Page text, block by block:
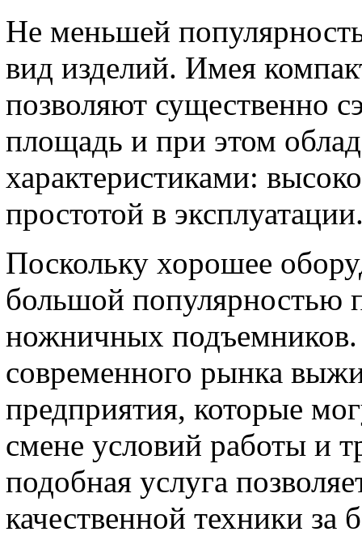
Не меньшей
вид изделий. Имея
позволяют существенно
площадь и при этом
характеристиками:
простотой в
Поскольку хорошее
большой популярностью
ножничных подъемников.
современного рынка
предприятия, которые
смене условий работы и
подобная услуга
качественной техники за